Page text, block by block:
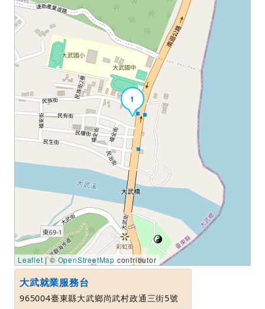
1
Leaflet | © OpenStreetMap contributor
大武就業服務台
965004臺東縣大武鄉尚武村政通三街5號